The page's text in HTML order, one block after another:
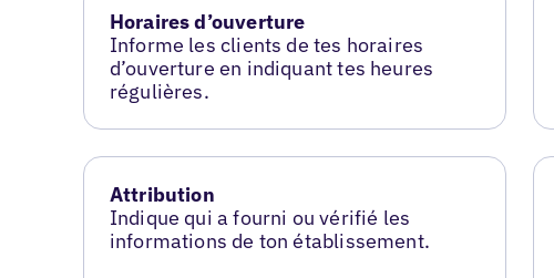
Horaires d’ouverture
Informe les clients de tes horaires
d’ouverture en indiquant tes heures
régulières.
Attribution
Indique qui a fourni ou vérifié les
informations de ton établissement.